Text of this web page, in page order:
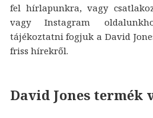
fel hírlapunkra, vagy
vagy Instagram
tájékoztatni fogjuk a David
friss hírekről.
David Jones termék